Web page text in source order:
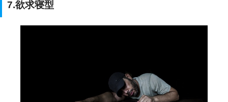
7.欲求寝型